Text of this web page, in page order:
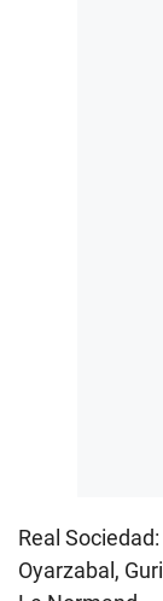
Real
Oyarzabal,